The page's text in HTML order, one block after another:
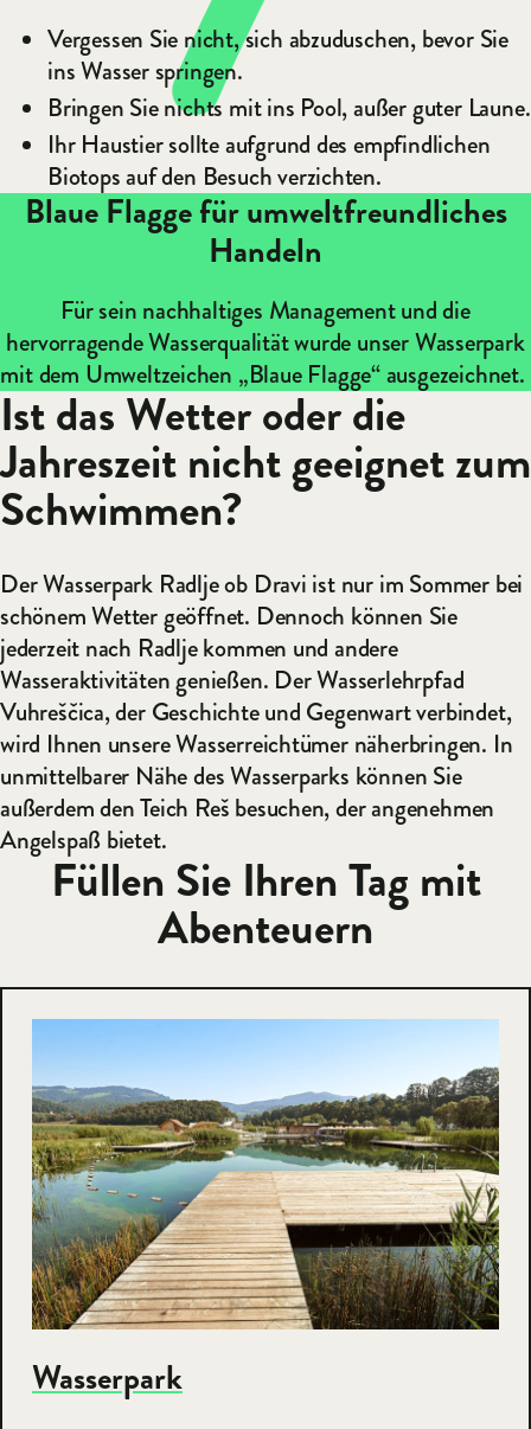
Vergessen Sie nicht, sich abzuduschen, bevor Sie
ins Wasser springen.
Bringen Sie nichts mit ins Pool, außer guter Laune.
Ihr Haustier sollte aufgrund des empfindlichen
Biotops auf den Besuch verzichten.
Blaue Flagge für umweltfreundliches
Handeln
Für sein nachhaltiges Management und die
hervorragende Wasserqualität wurde unser Wasserpark
mit dem Umweltzeichen „Blaue Flagge“ ausgezeichnet.
Ist das Wetter oder die
Jahreszeit nicht geeignet zum
Schwimmen?
Der Wasserpark Radlje ob Dravi ist nur im Sommer bei
schönem Wetter geöffnet. Dennoch können Sie
jederzeit nach Radlje kommen und andere
Wasseraktivitäten genießen. Der Wasserlehrpfad
Vuhreščica, der Geschichte und Gegenwart verbindet,
wird Ihnen unsere Wasserreichtümer näherbringen. In
unmittelbarer Nähe des Wasserparks können Sie
außerdem den Teich Reš besuchen, der angenehmen
Angelspaß bietet.
Füllen Sie Ihren Tag mit
Abenteuern
Wasserpark